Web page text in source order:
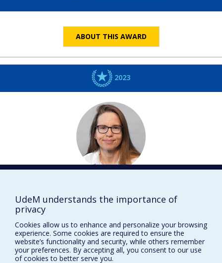
ABOUT THIS AWARD
2023
Médecine vétérinaire
DISTINCTIONS
UdeM understands the importance of
privacy
Cookies allow us to enhance and personalize your browsing
experience. Some cookies are required to ensure the
website’s functionality and security, while others remember
your preferences. By accepting all, you consent to our use
of cookies to better serve you.